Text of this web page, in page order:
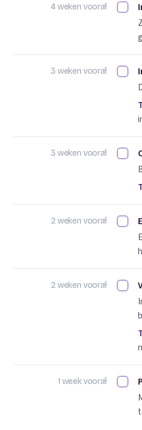
4 weken vooraf
3 weken vooraf
3 weken vooraf
2 weken vooraf
2 weken vooraf
1 week vooraf Post